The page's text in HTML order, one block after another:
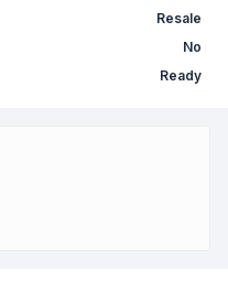
Resale
No
Ready